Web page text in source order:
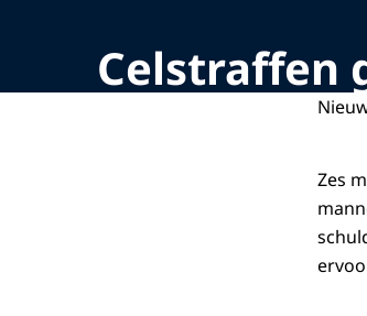
Celstraffen
Zes